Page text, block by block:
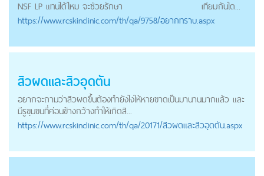
NSF LP แทนได้ไหม จะช่วยรักษา
เทียมกันได...
https://www.rcskinclinic.com/th/qa/9758/อยากทราบ.aspx
สิวผดและสิวอุดตัน
อยากจะถามว่าสิวผดขึ้นต้องทำยังไงให้หายขาดเป็นมานานมากแล้ว และ
มีรูขุมขนที่ค่อนข้างกว้างทำให้เกิดสิ...
https://www.rcskinclinic.com/th/qa/20171/สิวผดและสิวอุดตัน.aspx